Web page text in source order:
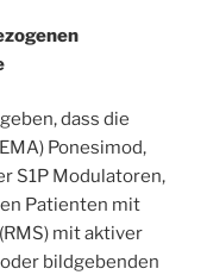
dass die
Ponesimod,
S1P Modulatoren,
Patienten mit
mit aktiver
bildgebenden